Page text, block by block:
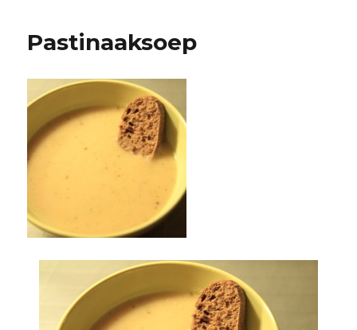
Pastinaaksoep